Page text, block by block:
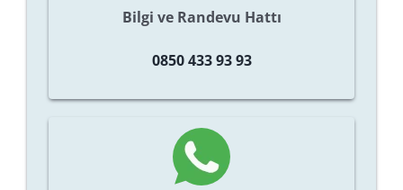
Bilgi ve Randevu Hattı
0850 433 93 93